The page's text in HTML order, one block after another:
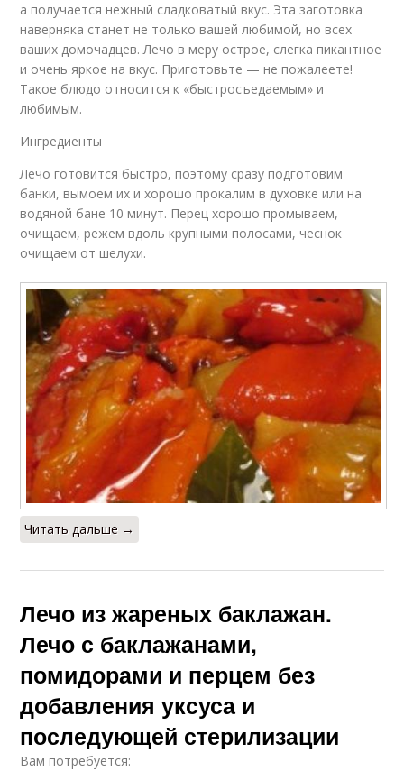
а получается нежный сладковатый вкус. Эта заготовка
наверняка станет не только вашей любимой, но всех
ваших домочадцев. Лечо в меру острое, слегка пикантное
и очень яркое на вкус. Приготовьте — не пожалеете!
Такое блюдо относится к «быстросъедаемым» и
любимым.
Ингредиенты
Лечо готовится быстро, поэтому сразу подготовим
банки, вымоем их и хорошо прокалим в духовке или на
водяной бане 10 минут. Перец хорошо промываем,
очищаем, режем вдоль крупными полосами, чеснок
очищаем от шелухи.
Читать дальше →
Лечо из жареных баклажан.
Лечо с баклажанами,
помидорами и перцем без
добавления уксуса и
последующей стерилизации
Вам потребуется: